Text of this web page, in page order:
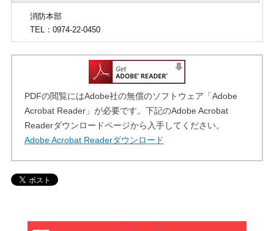
消防本部
TEL
：0974-22-0450
PDFの閲覧にはAdobe社の無償のソフトウェア「Adobe
Acrobat Reader」が必要です。下記のAdobe Acrobat
Readerダウンロードページから入手してください。
Adobe Acrobat Readerダウンロード